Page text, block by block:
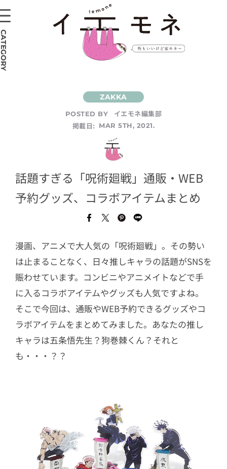
POSTED BY
イエモネ編集部
掲載日:
MAR 5TH, 2021.
話題すぎる「呪術廻戦」通販・WEB
予約グッズ、コラボアイテムまとめ
漫画、アニメで大人気の「呪術廻戦」。その勢い
は止まることなく、日々推しキャラの話題がSNSを
賑わせています。コンビニやアニメイトなどで手
に入るコラボアイテムやグッズも人気ですよね。
そこで今回は、通販やWEB予約できるグッズやコ
ラボアイテムをまとめてみました。あなたの推し
キャラは五条悟先生？狗巻棘くん？それと
も・・・？？